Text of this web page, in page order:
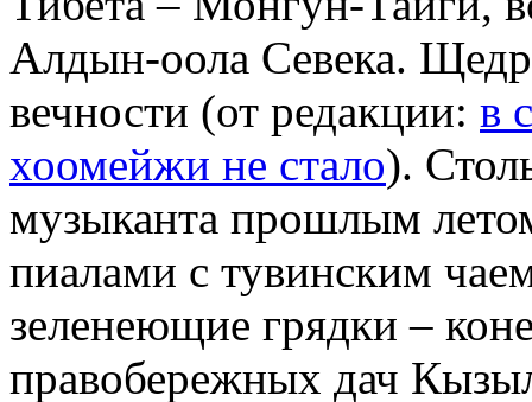
Алдын-оола Севека.
вечности (от редакции: в
хоомейжи не стало).
музыканта прошлым
пиалами с тувинским
зеленеющие грядки –
правобережных дач